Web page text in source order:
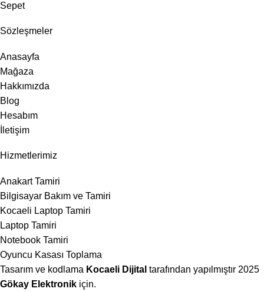
Sepet
Sözleşmeler
Anasayfa
Mağaza
Hakkımızda
Blog
Hesabım
İletişim
Hizmetlerimiz
Anakart Tamiri
Bilgisayar Bakım ve Tamiri
Kocaeli Laptop Tamiri
Laptop Tamiri
Notebook Tamiri
Oyuncu Kasası Toplama
Tasarım ve kodlama Kocaeli Dijital tarafından yapılmıştır 2025
Gökay Elektronik için.